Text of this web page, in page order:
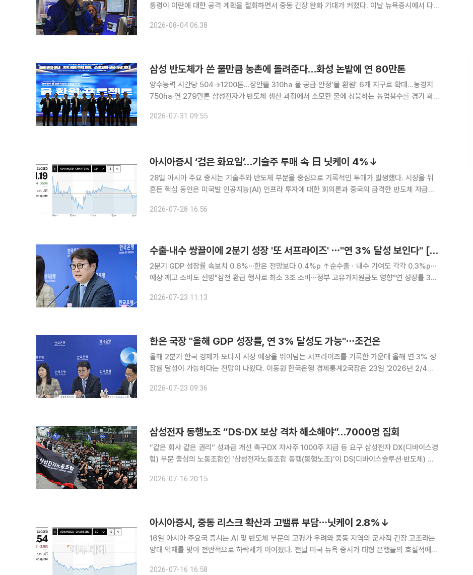
통령이 이란에 대한 공격 계획을 철회하면서 중동 긴장 완화 기대가 커졌다. 이날 뉴욕증시에서 다
수는 전장보다 110.78포인트(1.48%) 오른
2026-08-04 06:38
삼성 반도체가 쓴 물만큼 농촌에 돌려준다…화성 논밭에 연 80만톤
양수능력 시간당 504→1200톤…장안뜰 310ha 물 공급 안정‘물 환원’ 6개 지구로 확대…농경지
750ha·연 279만톤 삼성전자가 반도체 생산 과정에서 소모한 물에 상응하는 농업용수를 경기 화
가 시설 개선비를 지원하고 한국농어촌공사가 양수시설의 공급능력을
2026-07-31 09:55
아시아증시 ‘검은 화요일’…기술주 투매 속 日 닛케이 4%↓
28일 아시아 주요 증시는 기술주와 반도체 부문을 중심으로 기록적인 투매가 발생했다. 시장을 뒤
흔든 핵심 동인은 미국발 인공지능(AI) 인프라 투자에 대한 회의론과 중국의 급격한 반도체 자급자
시간적으로 동기화된 일본과 대만 등 주변국 증시의 도미노 매
2026-07-28 16:56
수출·내수 쌍끌이에 2분기 성장 '또 서프라이즈' ⋯"연 3% 달성 보인다" [종합]
2분기 GDP 성장률 속보치 0.6%⋯한은 전망보다 0.4%p ↑순수출ㆍ내수 기여도 각각 0.3%p⋯
예상 깨고 소비도 선방"삼전 환급 행사로 최소 3조 소비⋯정부 고유가지원금도 영향"연 성장률 3%
기에도 가파른 성장세를 이어갔다. 특히 반도체 가격 급등 속
2026-07-23 11:13
한은 국장 "올해 GDP 성장률, 연 3% 달성도 가능"⋯조건은
올해 2분기 한국 경제가 또다시 시장 예상을 뛰어넘는 서프라이즈를 기록한 가운데 올해 연 3% 성
장률 달성이 가능하다는 전망이 나왔다. 이동원 한국은행 경제통계2국장은 23일 '2026년 2/4분
간 3% GDP 성장률이 나올 수 있는 상황"이라며 "실
2026-07-23 09:36
삼성전자 동행노조 “DS·DX 보상 격차 해소해야”…7000명 집회
“같은 회사 같은 권리” 성과급 개선 촉구DX 자사주 1000주 지급 등 요구 삼성전자 DX(디바이스경
험) 부문 중심의 노동조합인 ‘삼성전자노동조합 동행(동행노조)’이 DS(디바이스솔루션·반도체) 부
영성과급 지급 방식으로는 형평성을 확보하기 어렵다며 보상 체계
2026-07-16 20:15
아시아증시, 중동 리스크 확산과 고밸류 부담⋯닛케이 2.8%↓
16일 아시아 주요국 증시는 AI 및 반도체 부문의 고평가 우려와 중동 지역의 군사적 긴장 고조라는
양대 악재를 맞아 전반적으로 하락세가 이어졌다. 전날 미국 뉴욕 증시가 대형 은행들의 호실적에
2026-07-16 16:58